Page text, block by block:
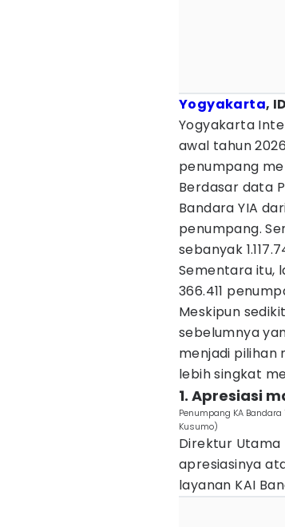
Yogyakarta,
Yogyakarta
awal tahun
penumpang
Berdasar data
Bandara YIA
penumpang.
sebanyak
Sementara itu,
366.411
Meskipun
sebelumnya
menjadi
lebih singkat
1. Apresiasi
Penumpang KA
Kusumo)
Direktur Utama
apresiasinya
layanan KAI